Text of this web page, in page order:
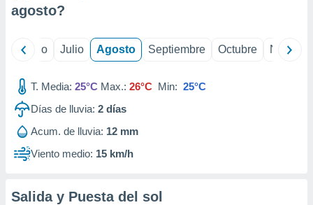
agosto?
Junio Julio Agosto Septiembre Octubre
T. Media: 25°C Max.: 26°C Min: 25°C
Días de lluvia: 2 días
Acum. de lluvia: 12 mm
Viento medio: 15 km/h
Salida y Puesta del sol